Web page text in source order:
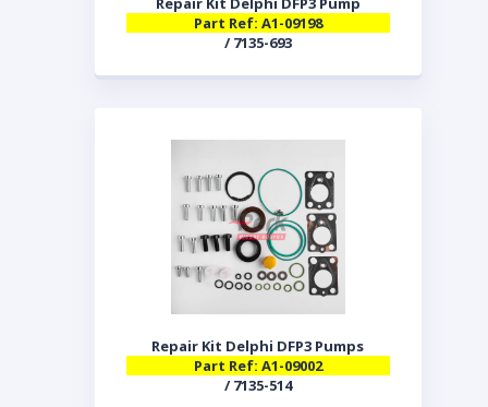
Part Ref: A1-09198
/ 7135-693
Repair Kit Delphi DFP3 Pumps
Part Ref: A1-09002
/ 7135-514